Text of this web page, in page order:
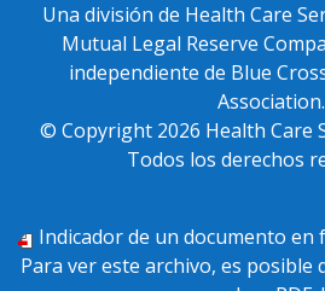
Una división de Health Care
Mutual Legal Reserve
independiente de Blue
Association.
© Copyright 2026 Health Care
Todos los derechos
Indicador de un documento en
Para ver este archivo, es posible